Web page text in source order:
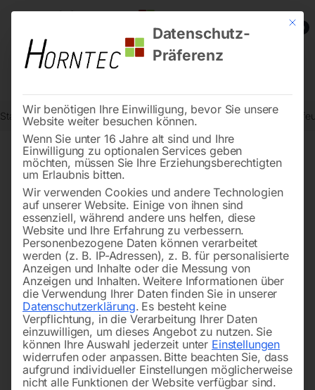
0
Start Werkstatttechnik Ventilatoren und Luftentfeuchter
Mit
Datenschutz-
Präferenz
Wir benötigen Ihre Einwilligung, bevor Sie unsere
Website weiter besuchen können.
Wenn Sie unter 16 Jahre alt sind und Ihre
Einwilligung zu optionalen Services geben
möchten, müssen Sie Ihre Erziehungsberechtigten
um Erlaubnis bitten.
Wir verwenden Cookies und andere Technologien
auf unserer Website. Einige von ihnen sind
essenziell, während andere uns helfen, diese
Website und Ihre Erfahrung zu verbessern.
Personenbezogene Daten können verarbeitet
werden (z. B. IP-Adressen), z. B. für personalisierte
Anzeigen und Inhalte oder die Messung von
Anzeigen und Inhalten. Weitere Informationen über
die Verwendung Ihrer Daten finden Sie in unserer
Datenschutzerklärung. Es besteht keine
Verpflichtung, in die Verarbeitung Ihrer Daten
einzuwilligen, um dieses Angebot zu nutzen. Sie
können Ihre Auswahl jederzeit unter Einstellungen
widerrufen oder anpassen. Bitte beachten Sie, dass
aufgrund individueller Einstellungen möglicherweise
nicht alle Funktionen der Website verfügbar sind.